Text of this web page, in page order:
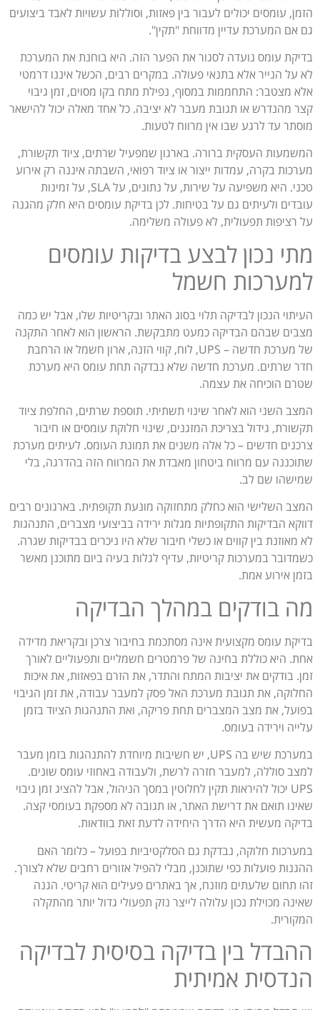
הזמן, עומסים יכולים לעבור בין פאזות, וסוללות עשויות לאבד ביצועים
גם אם המערכת עדיין מדווחת "תקין".
בדיקת עומס נועדה לסגור את הפער הזה. היא בוחנת את המערכת
לא על הנייר אלא בתנאי פעולה. במקרים רבים, הכשל איננו דרמטי
אלא מצטבר: התחממות במסוף, נפילת מתח בקו מסוים, זמן גיבוי
קצר מהנדרש או תגובת מעבר לא יציבה. כל אחד מאלה יכול להישאר
מוסתר עד לרגע שבו אין מרווח לטעות.
המשמעות העסקית ברורה. בארגון שמפעיל שרתים, ציוד תקשורת,
מערכות בקרה, עמדות ייצור או ציוד רפואי, השבתה איננה רק אירוע
טכני. היא משפיעה על שירות, על נתונים, על SLA, על זמינות
עובדים ולעיתים גם על בטיחות. לכן בדיקת עומסים היא חלק מהגנה
על רציפות תפעולית, לא פעולה משלימה.
מתי נכון לבצע בדיקות עומסים
למערכות חשמל
העיתוי הנכון לבדיקה תלוי בסוג האתר ובקריטיות שלו, אבל יש כמה
מצבים שבהם הבדיקה כמעט מתבקשת. הראשון הוא לאחר התקנה
של מערכת חדשה – UPS, לוח, קווי הזנה, ארון חשמל או הרחבת
חדר שרתים. מערכת חדשה שלא נבדקה תחת עומס היא מערכת
שטרם הוכיחה את עצמה.
המצב השני הוא לאחר שינוי תשתיתי. תוספת שרתים, החלפת ציוד
תקשורת, גידול בצריכת המזגנים, שינוי חלוקת עומסים או חיבור
צרכנים חדשים – כל אלה משנים את תמונת העומס. לעיתים מערכת
שתוכננה עם מרווח ביטחון מאבדת את המרווח הזה בהדרגה, בלי
שמישהו שם לב.
המצב השלישי הוא כחלק מתחזוקה מונעת תקופתית. בארגונים רבים
דווקא הבדיקות התקופתיות מגלות ירידה בביצועי מצברים, התנהגות
לא מאוזנת בין קווים או כשלי חיבור שלא היו ניכרים בבדיקות שגרה.
כשמדובר במערכות קריטיות, עדיף לגלות בעיה ביום מתוכנן מאשר
בזמן אירוע אמת.
מה בודקים במהלך הבדיקה
בדיקת עומס מקצועית אינה מסתכמת בחיבור צרכן ובקריאת מדידה
אחת. היא כוללת בחינה של פרמטרים חשמליים ותפעוליים לאורך
זמן. בודקים את יציבות המתח והתדר, את הזרם בפאזות, את איכות
החלוקה, את תגובת מערכת האל פסק למעבר עבודה, את זמן הגיבוי
בפועל, את מצב המצברים תחת פריקה, ואת התנהגות הציוד בזמן
עלייה וירידה בעומס.
במערכת שיש בה UPS, יש חשיבות מיוחדת להתנהגות בזמן מעבר
למצב סוללה, למעבר חזרה לרשת, ולעבודה באחוזי עומס שונים.
UPS יכול להיראות תקין לחלוטין במסך הניהול, אבל להציג זמן גיבוי
שאינו תואם את דרישת האתר, או תגובה לא מספקת בעומסי קצה.
בדיקה מעשית היא הדרך היחידה לדעת זאת בוודאות.
במערכות חלוקה, נבדקת גם הסלקטיביות בפועל – כלומר האם
ההגנות פועלות כפי שתוכנן, מבלי להפיל אזורים רחבים שלא לצורך.
זהו תחום שלעתים מוזנח, אך באתרים פעילים הוא קריטי. הגנה
שאינה מכוילת נכון עלולה לייצר נזק תפעולי גדול יותר מהתקלה
המקורית.
ההבדל בין בדיקה בסיסית לבדיקה
הנדסית אמיתית